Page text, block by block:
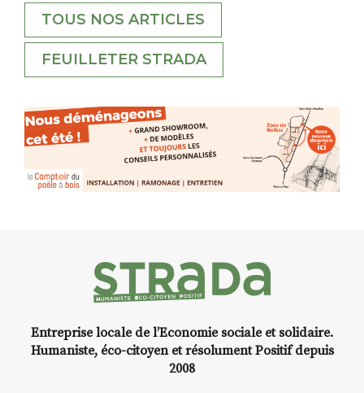
TOUS NOS ARTICLES
FEUILLETER STRADA
Entreprise locale de l’Economie sociale et solidaire.
Humaniste, éco-citoyen et résolument Positif depuis
2008